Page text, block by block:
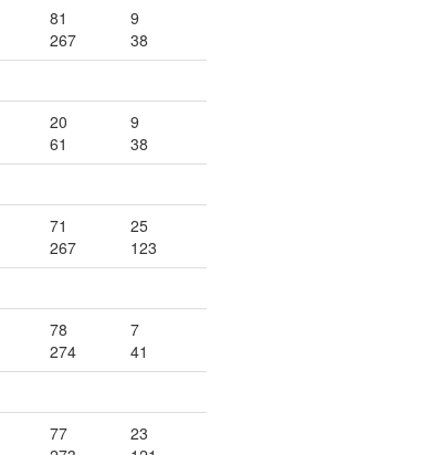
81
267
9
38
20
61
9
38
71
267
25
123
78
274
7
41
77
23